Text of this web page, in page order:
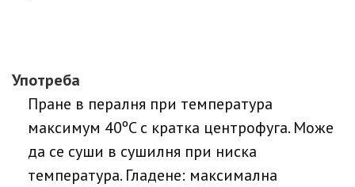
Употреба
Пране в пералня при температура
максимум 40ºC с кратка центрофуга. Може
да се суши в сушилня при ниска
температура. Гладене: максимална